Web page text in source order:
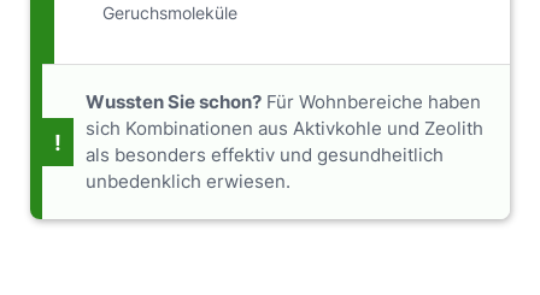
Geruchsmoleküle
!
Wussten Sie schon? Für Wohnbereiche haben
sich Kombinationen aus Aktivkohle und Zeolith
als besonders effektiv und gesundheitlich
unbedenklich erwiesen.